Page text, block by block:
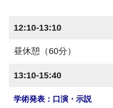
12:10-13:10
昼休憩（60分）
13:10-15:40
学術発表：口演・示説